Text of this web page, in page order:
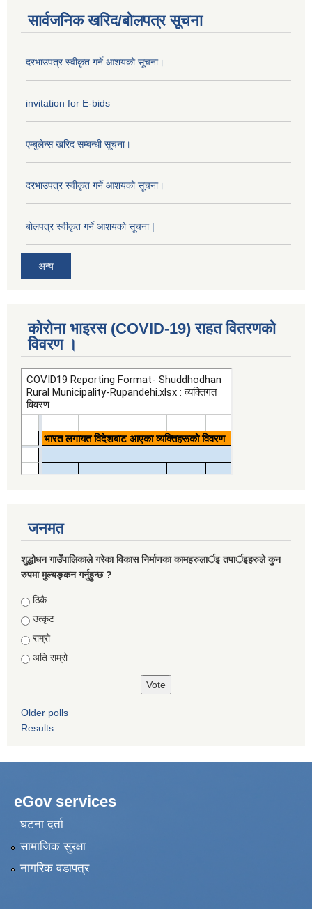
सार्वजनिक खरिद/बोलपत्र सूचना
दरभाउपत्र स्वीकृत गर्ने आशयको सूचना।
invitation for E-bids
एम्बुलेन्स खरिद सम्बन्धी सूचना।
दरभाउपत्र स्वीकृत गर्ने आशयको सूचना।
बोलपत्र स्वीकृत गर्ने आशयको सूचना |
अन्य
कोरोना भाइरस (COVID-19) राहत वितरणको
विवरण ।
जनमत
शुद्धोधन गाउँपालिकाले गरेका विकास निर्माणका कामहरुलार्इ तपार्इहरुले कुन
रुपमा मुल्यङ्कन गर्नुहुन्छ ?
Choices
ठिकै
उत्कृट
राम्रो
अति राम्रो
Older polls
Results
eGov services
घटना दर्ता
सामाजिक सुरक्षा
नागरिक वडापत्र